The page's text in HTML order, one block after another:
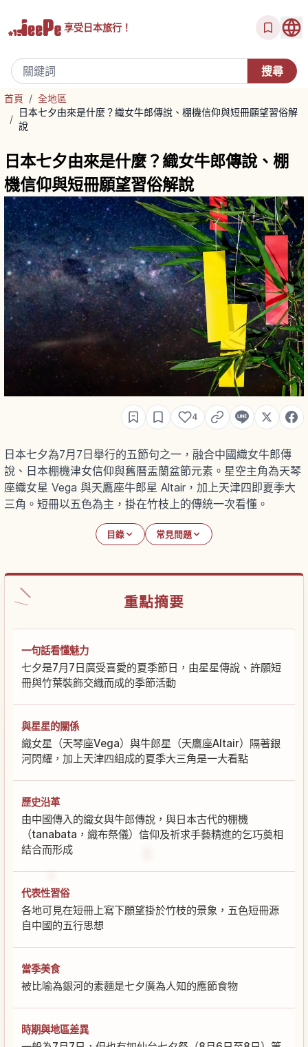
享受日本旅行！
首頁 / 全地區
/
日本七夕由來是什麼？織女牛郎傳說、棚機信仰與短冊願望習俗解
說
日本七夕由來是什麼？織女牛郎傳說、棚
機信仰與短冊願望習俗解說
4
日本七夕為7月7日舉行的五節句之一，融合中國織女牛郎傳
說、日本棚機津女信仰與舊曆盂蘭盆節元素。星空主角為天琴
座織女星 Vega 與天鷹座牛郎星 Altair，加上天津四即夏季大
三角。短冊以五色為主，掛在竹枝上的傳統一次看懂。
目錄 常見問題
重點摘要
一句話看懂魅力
七夕是7月7日廣受喜愛的夏季節日，由星星傳說、許願短
冊與竹葉裝飾交織而成的季節活動
與星星的關係
織女星（天琴座Vega）與牛郎星（天鷹座Altair）隔著銀
河閃耀，加上天津四組成的夏季大三角是一大看點
歷史沿革
由中國傳入的織女與牛郎傳說，與日本古代的棚機
（tanabata，織布祭儀）信仰及祈求手藝精進的乞巧奠相
結合而形成
代表性習俗
各地可見在短冊上寫下願望掛於竹枝的景象，五色短冊源
自中國的五行思想
當季美食
被比喻為銀河的素麵是七夕廣為人知的應節食物
時期與地區差異